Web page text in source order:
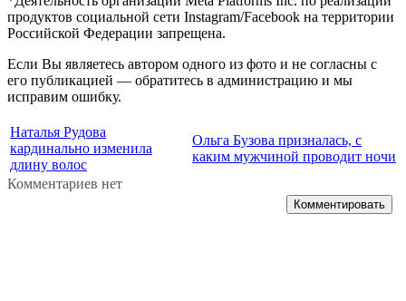
продуктов социальной сети Instagram/Facebook на территории
Российской Федерации запрещена.
Если Вы являетесь автором одного из фото и не согласны с
его публикацией — обратитесь в администрацию и мы
исправим ошибку.
Наталья Рудова
кардинально изменила
длину волос
Ольга Бузова призналась, с
каким мужчиной проводит ночи
Комментариев нет
Комментировать